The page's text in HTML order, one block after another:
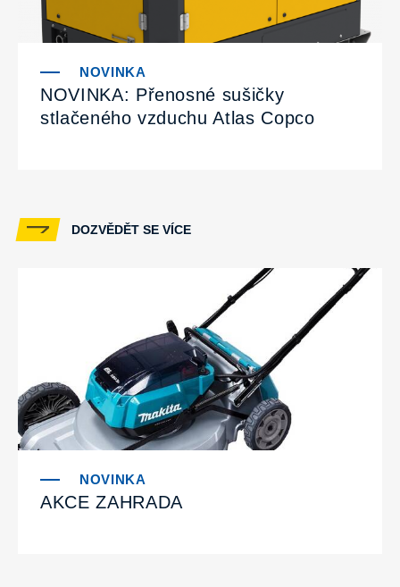
NOVINKA: Přenosné sušičky
stlačeného vzduchu Atlas Copco
DOZVĚDĚT SE VÍCE
AKCE ZAHRADA